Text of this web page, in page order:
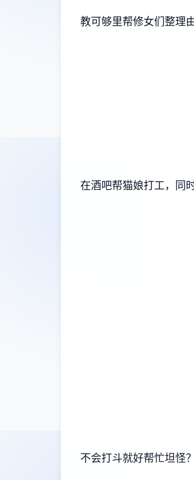
教可够里帮修女们整理
在酒吧帮猫娘打工，同
不会打斗就好帮忙坦怪？